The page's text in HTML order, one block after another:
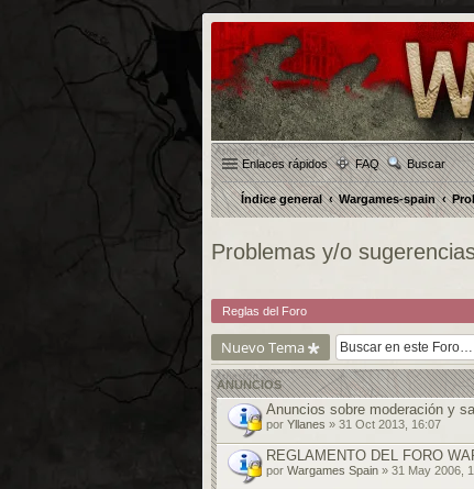
Enlaces rápidos FAQ Buscar
Índice general Wargames-spain
Problemas y/o
Reglas del Foro
Nuevo Tema
ANUNCIOS
Anuncios sobre moderación y
por Yllanes » 31 Oct 2013, 16:07
REGLAMENTO DEL FORO
por Wargames Spain » 31 May 2006,